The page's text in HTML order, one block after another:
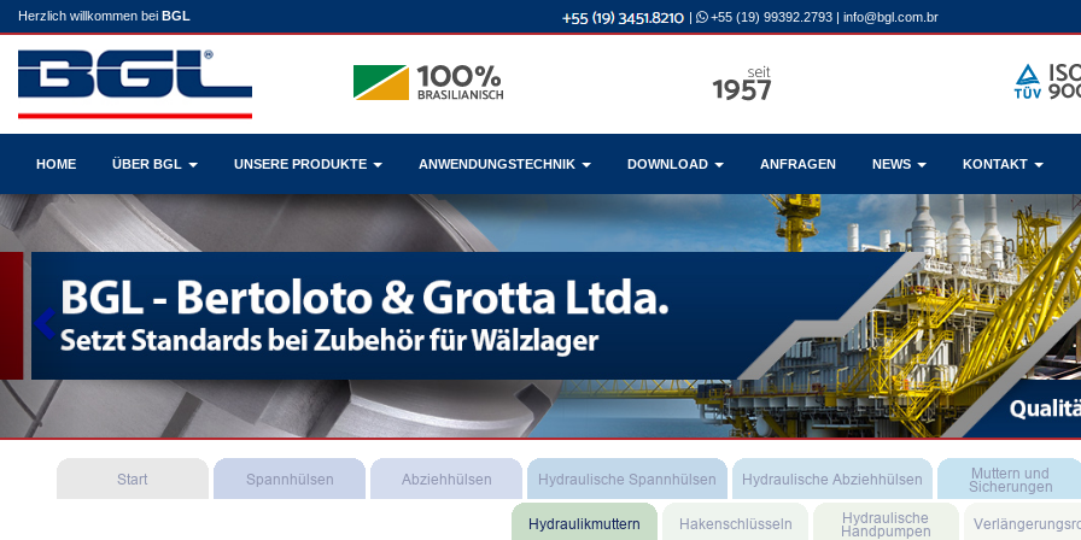
Herzlich willkommen bei BGL | +55 (19) 99392.2793 | info@bgl.com.br
HOME ÜBER BGL UNSERE PRODUKTE ANWENDUNGSTECHNIK DOWNLOAD ANFRAGEN NEWS KONTAKT
Previous